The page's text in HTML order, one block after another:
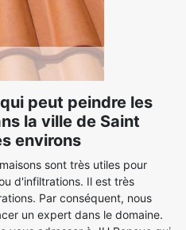
peut peindre les
la ville de Saint
environs
sont très utiles pour
d'infiltrations. Il est très
Par conséquent, nous
un expert dans le domaine.